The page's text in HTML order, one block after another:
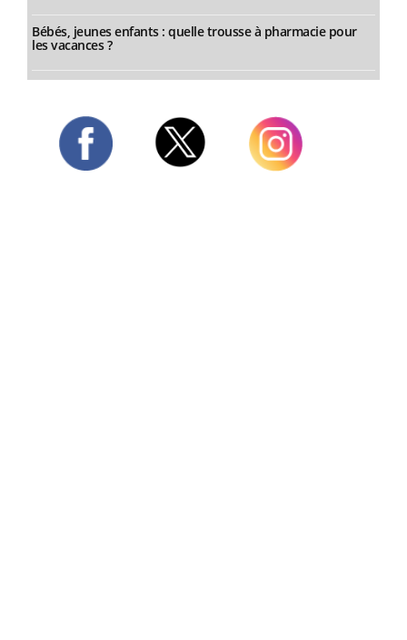
Bébés, jeunes enfants : quelle trousse à pharmacie pour
les vacances ?